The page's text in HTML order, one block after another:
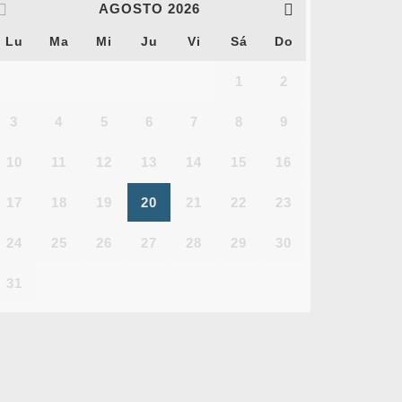
AGOSTO 2026
Lu Ma Mi Ju Vi Sá Do
1 2
3 4 5 6 7 8 9
10 11 12 13 14 15 16
17 18 19 20 21 22 23
24 25 26 27 28 29 30
31